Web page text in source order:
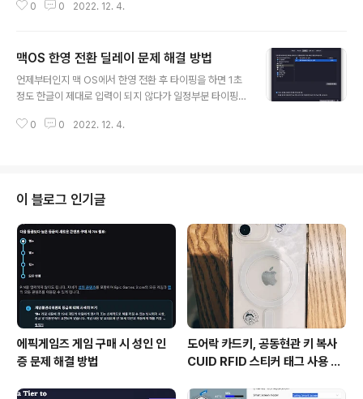
nd + W : 탭 닫기Shift + Command + [ : 탭 왼쪽 이동Shift + Command
린샷은 기본적으로 바탕화면에 파일로 저장 캡쳐한 이미지를 바로 붙여넣기 하
려면Command + shift + 4..
0 0 2022. 12. 4.
맥OS 한영 전환 딜레이 문제 해결 방법
언제부터인지 맥 OS에서 한영 전환 후 타이핑을 하면 1초
정도 한글이 제대로 입력이 되지 않다가 일정부분 타이핑
글로 전환 시 자주 그런데 매번 지워주고 다시 쓰는 것도 매
및 설치 https://karabiner-elements.pqrs.org 보안
및 개인 정보 보호 - 개인 정보 보호 - 입력 모니터링에 Ka
rabiner_grabber, Karabiner_observer를 선택해야
제대로 실행이 됩니다. Karabiner_grabber 등이 보이
지 않으면 수동으로 추가해줍니..
0 0 2022. 12. 4.
이 블로그 인기글
에픽게임즈 게임 구매 시 성인 인
증 문제 해결 방법
도어락 카드키, 공동현관 키 복사
CUID RFID 스티커 태그 사용 방